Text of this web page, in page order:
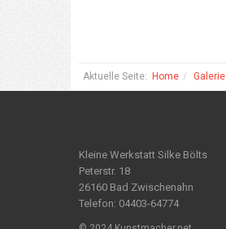
Aktuelle Seite: Home Galerie
Kleine Werkstatt Silke Bölts
Peterstr. 18
26160 Bad Zwischenahn
Telefon: 04403-64774